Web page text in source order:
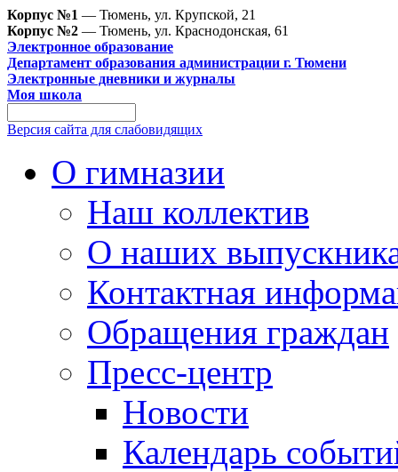
Корпус №1 — Тюмень, ул. Крупской, 21
Корпус №2 — Тюмень, ул. Краснодонская, 61
Электронное образование
Департамент образования администрации г. Тюмени
Электронные дневники и журналы
Моя школа
Версия сайта для слабовидящих
О гимназии
Наш коллектив
О наших
Контактная
Обращения граждан
Пресс-центр
Новости
Календарь